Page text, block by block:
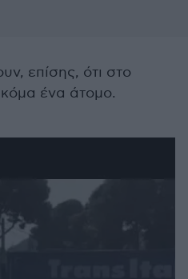
επίσης, ότι στο
ένα άτομο.